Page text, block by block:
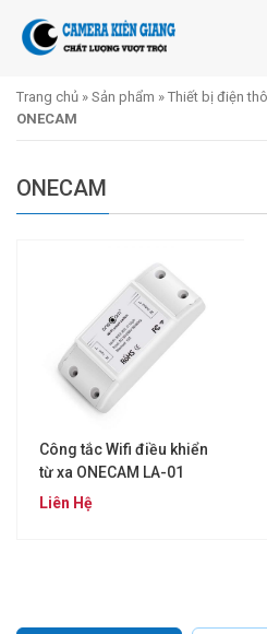
Trang chủ » Sản phẩm » Thiết bị điện
ONECAM
ONECAM
Công tắc Wifi điều khiển
từ xa ONECAM LA-01
Liên Hệ